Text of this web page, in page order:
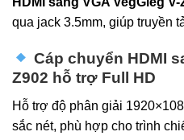
qua jack 3.5mm, giúp truyền
Cáp chuyển HDMI
Z902 hỗ trợ Full HD
Hỗ trợ độ phân giải
sắc nét, phù hợp cho trình